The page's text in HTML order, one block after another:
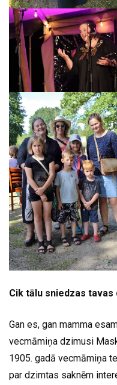
Cik tālu sniedzas
Gan es, gan mamma
vecmāmiņa dzimusi
1905. gadā vecmāmiņa
par dzimtas saknēm